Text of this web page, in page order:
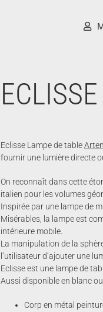
ECLISSE
Eclisse Lampe de table
fournir une lumière directe
On reconnaît dans cette
italien pour les volumes
Inspirée par une lampe de
Misérables, la lampe est
intérieure mobile.
La manipulation de la
l’utilisateur d’ajouter une
Eclisse est une lampe de
Aussi disponible en blanc
Corp en métal